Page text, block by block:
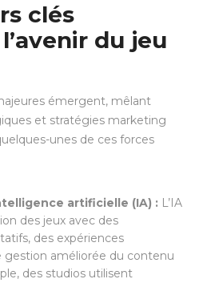
clés
du jeu
émergent, mêlant
et stratégies marketing
unes de ces forces
artificielle (IA) : L’IA
des jeux avec des
des expériences
gestion améliorée du contenu
des studios utilisent